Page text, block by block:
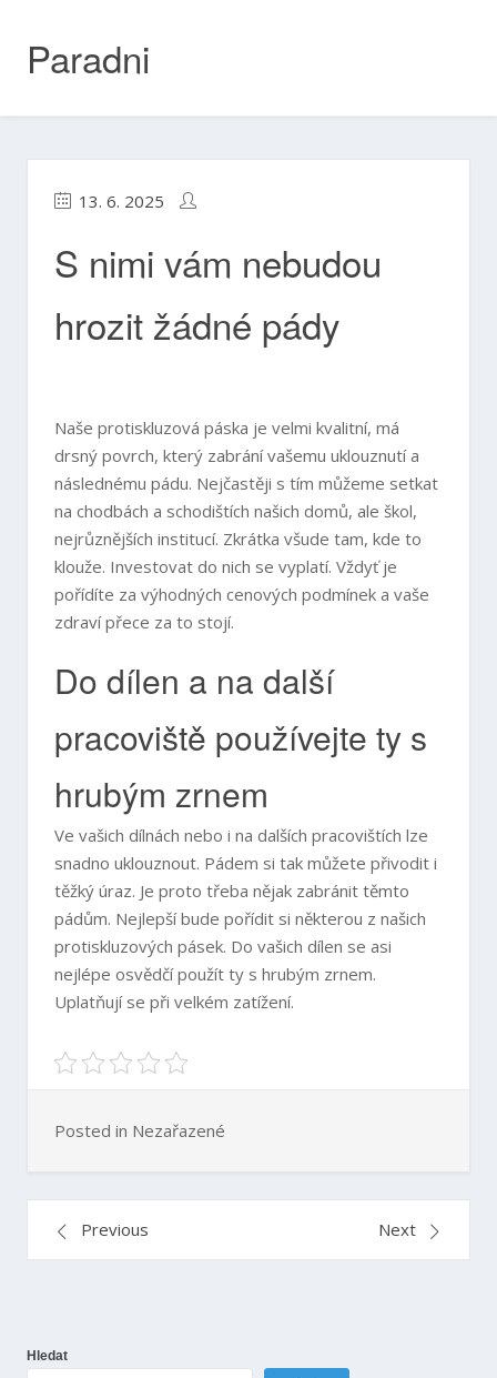
contentParadni
13. 6. 2025
S nimi vám nebudou
hrozit žádné pády
Naše protiskluzová páska je velmi kvalitní, má
drsný povrch, který zabrání vašemu uklouznutí a
následnému pádu. Nejčastěji s tím můžeme setkat
na chodbách a schodištích našich domů, ale škol,
nejrůznějších institucí. Zkrátka všude tam, kde to
klouže. Investovat do nich se vyplatí. Vždyť je
pořídíte za výhodných cenových podmínek a vaše
zdraví přece za to stojí.
Do dílen a na další
pracoviště používejte ty s
hrubým zrnem
Ve vašich dílnách nebo i na dalších pracovištích lze
snadno uklouznout. Pádem si tak můžete přivodit i
těžký úraz. Je proto třeba nějak zabránit těmto
pádům. Nejlepší bude pořídit si některou z našich
protiskluzových pásek. Do vašich dílen se asi
nejlépe osvědčí použít ty s hrubým zrnem.
Uplatňují se při velkém zatížení.
Posted in Nezařazené
Navigace
příspěvek
Previous Next
Hledat